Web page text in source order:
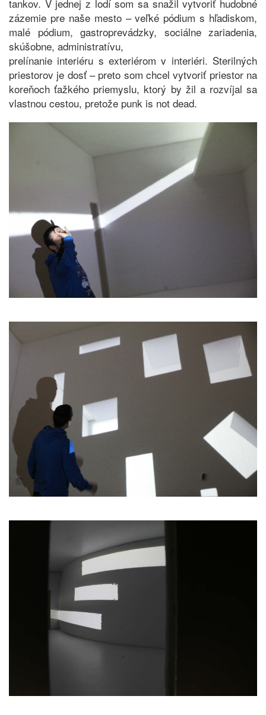
tankov. V jednej z lodí som sa snažil vytvoriť hudobné
zázemie pre naše mesto – veľké pódium s hľadiskom,
malé pódium, gastroprevádzky, sociálne zariadenia,
skúšobne, administratívu,
prelínanie interiéru s exteriérom v interiéri. Sterilných
priestorov je dosť – preto som chcel vytvoriť priestor na
koreňoch ťažkého priemyslu, ktorý by žil a rozvíjal sa
vlastnou cestou, pretože punk is not dead.